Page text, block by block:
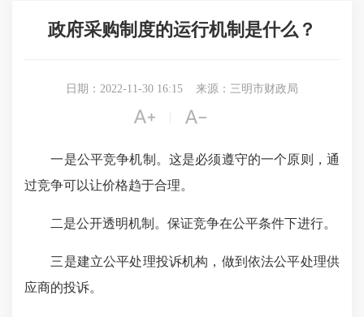
政府采购制度的运行机制是什么？
日期：2022-11-30 16:15 来源：三明市财政局
 
一是公平竞争机制。这是必须遵守的一个原则，通
过竞争可以让价格趋于合理。
二是公开透明机制。保证竞争在公平条件下进行。
三是建立公平处理投诉机构，做到依法公平处理供
应商的投诉。